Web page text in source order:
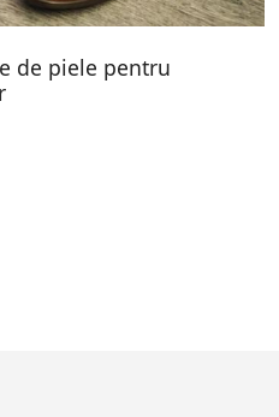
de piele pentru